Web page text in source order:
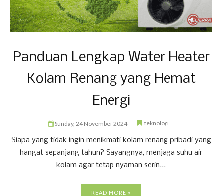
Panduan Lengkap Water Heater
Kolam Renang yang Hemat
Energi
Sunday, 24 November 2024 teknologi
Siapa yang tidak ingin menikmati kolam renang pribadi yang
hangat sepanjang tahun? Sayangnya, menjaga suhu air
kolam agar tetap nyaman serin...
READ MORE »